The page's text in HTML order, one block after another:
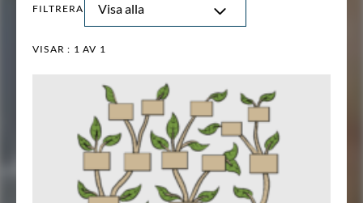
FILTRERA Visa alla
VISAR : 1 AV 1